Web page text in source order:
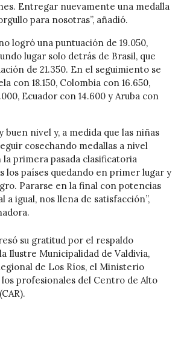
Entregar nuevamente una medalla
para nosotras”, añadió.
logró una puntuación de 19.050,
lugar solo detrás de Brasil, que
de 21.350. En el seguimiento se
con 18.150, Colombia con 16.650,
Ecuador con 14.600 y Aruba con
buen nivel y, a medida que las niñas
cosechando medallas a nivel
primera pasada clasificatoria
los países quedando en primer lugar y
Pararse en la final con potencias
a igual, nos llena de satisfacción”,
su gratitud por el respaldo
Ilustre Municipalidad de Valdivia,
de Los Ríos, el Ministerio
profesionales del Centro de Alto